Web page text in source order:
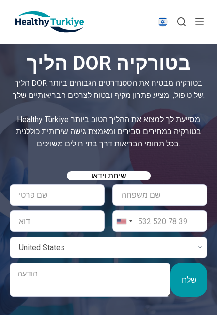
p
o
הליך DOR בטורקיה
הליך DOR בטורקיה מבטיח את הסטנדרטים הגבוהים ביותר
של טיפול, ומציע פתרון מקיף ובטוח לצרכים הבריאותיים שלך.
Healthy Türkiye מסייעת לך למצוא את ההליך הטוב ביותר
בטורקיה במחירים סבירים ומאמצת גישה שירותית כוללנית
בכל תחומי הבריאות דרך בתי חולים משויכים.
שיחת וידאו
שלח